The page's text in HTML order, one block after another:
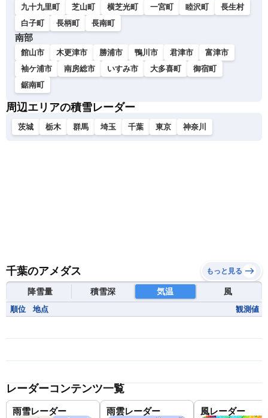
九十九里町
芝山町 横芝光町 一宮町 睦沢町
長生村
白子町
長柄町 長南町
南部
館山市 木更津市 勝浦市 鴨川市 君津市
富津市
袖ケ浦市
南房総市 いすみ市 大多喜町
御宿町
鋸南町
周辺エリアの積雪レーダー
茨城 栃木 群馬 埼玉 千葉 東京 神奈川
千葉のアメダス もっと見る
降雪量 積雪深 気温 風
順位 地点 観測値
レーダーコンテンツ一覧
雨雪レーダー 雨雲レーダー 風レーダー